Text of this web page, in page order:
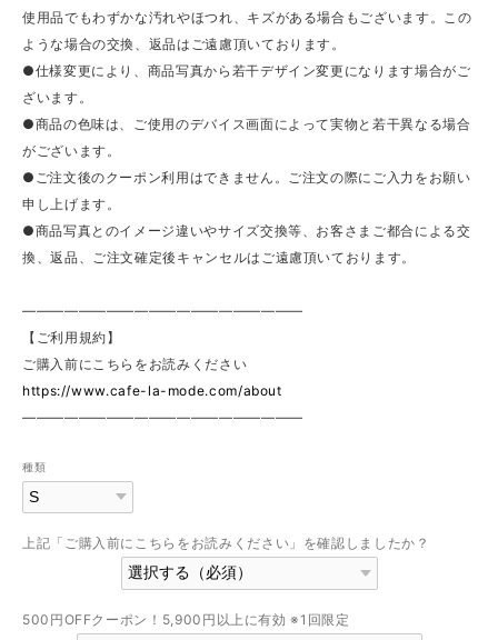
使用品でもわずかな汚れやほつれ、キズがある場合もございます。この
ような場合の交換、返品はご遠慮頂いております。
●仕様変更により、商品写真から若干デザイン変更になります場合がご
ざいます。
●商品の色味は、ご使用のデバイス画面によって実物と若干異なる場合
がございます。
●ご注文後のクーポン利用はできません。ご注文の際にご入力をお願い
申し上げます。
●商品写真とのイメージ違いやサイズ交換等、お客さまご都合による交
換、返品、ご注文確定後キャンセルはご遠慮頂いております。
————————————————————
【ご利用規約】
ご購入前にこちらをお読みください
https://www.cafe-la-mode.com/about
————————————————————
種類
上記「ご購入前にこちらをお読みください」を確認しましたか？
500円OFFクーポン！5,900円以上に有効 ※1回限定